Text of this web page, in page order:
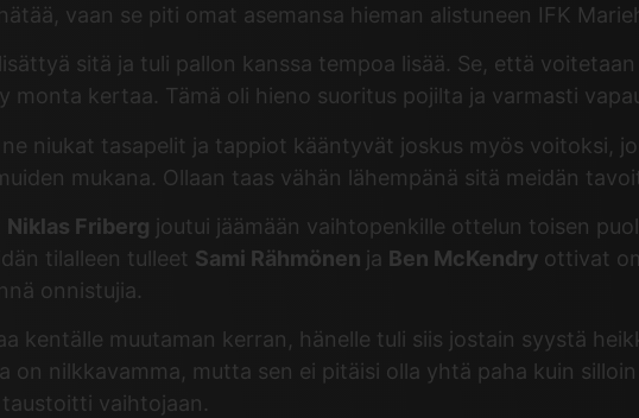
vaan se piti omat asemansa hieman alistuneen IFK
sitä ja tuli pallon kanssa tempoa lisää. Se, että
monta kertaa. Tämä oli hieno suoritus pojilta ja varmasti
niukat tasapelit ja tappiot kääntyvät joskus myös voitoksi,
mukana. Ollaan taas vähän lähempänä sitä meidän
Niklas Friberg joutui jäämään vaihtopenkille ottelun toisen
tilalleen tulleet Sami Rähmönen ja Ben McKendry ottivat
onnistujia.
kentälle muutaman kerran, hänelle tuli siis jostain syystä
nilkkavamma, mutta sen ei pitäisi olla yhtä paha kuin
vaihtojaan.